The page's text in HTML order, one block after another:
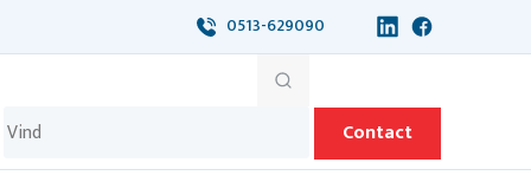
0513-629090
Contact